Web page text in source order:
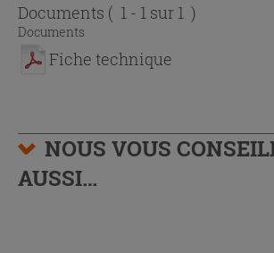
Documents ( 1 - 1 sur 1 )
Documents
Fiche technique
NOUS VOUS
AUSSI…